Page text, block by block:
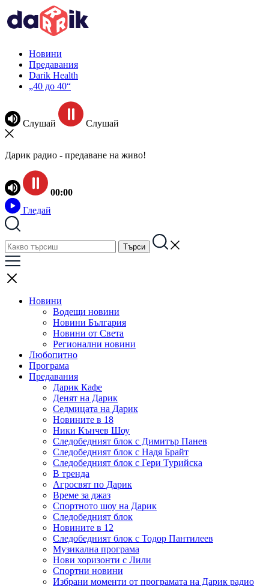
Новини
Предавания
Darik Health
„40 до 40“
Слушай Слушай
Дарик радио - предаване на живо!
00:00
Гледай
Новини
Водещи новини
Новини България
Новини от Света
Регионални новини
Любопитно
Програма
Предавания
Дарик Кафе
Денят на Дарик
Седмицата на Дарик
Новините в 18
Ники Кънчев Шоу
Следобедният блок с Димитър Панев
Следобедният блок с Надя Брайт
Следобедният блок с Гери Турийска
В тренда
Агросвят по Дарик
Време за джаз
Спортното шоу на Дарик
Следобедният блок
Новините в 12
Следобедният блок с Тодор Пантилеев
Музикална програма
Нови хоризонти с Лили
Спортни новини
Избрани моменти от програмата на Дарик радио